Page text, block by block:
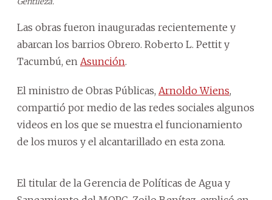
Las obras fueron inauguradas recientemente y
abarcan los barrios Obrero. Roberto L. Pettit y
Tacumbú, en Asunción.
El ministro de Obras Públicas, Arnoldo Wiens,
compartió por medio de las redes sociales algunos
videos en los que se muestra el funcionamiento
de los muros y el alcantarillado en esta zona.
El titular de la Gerencia de Políticas de Agua y